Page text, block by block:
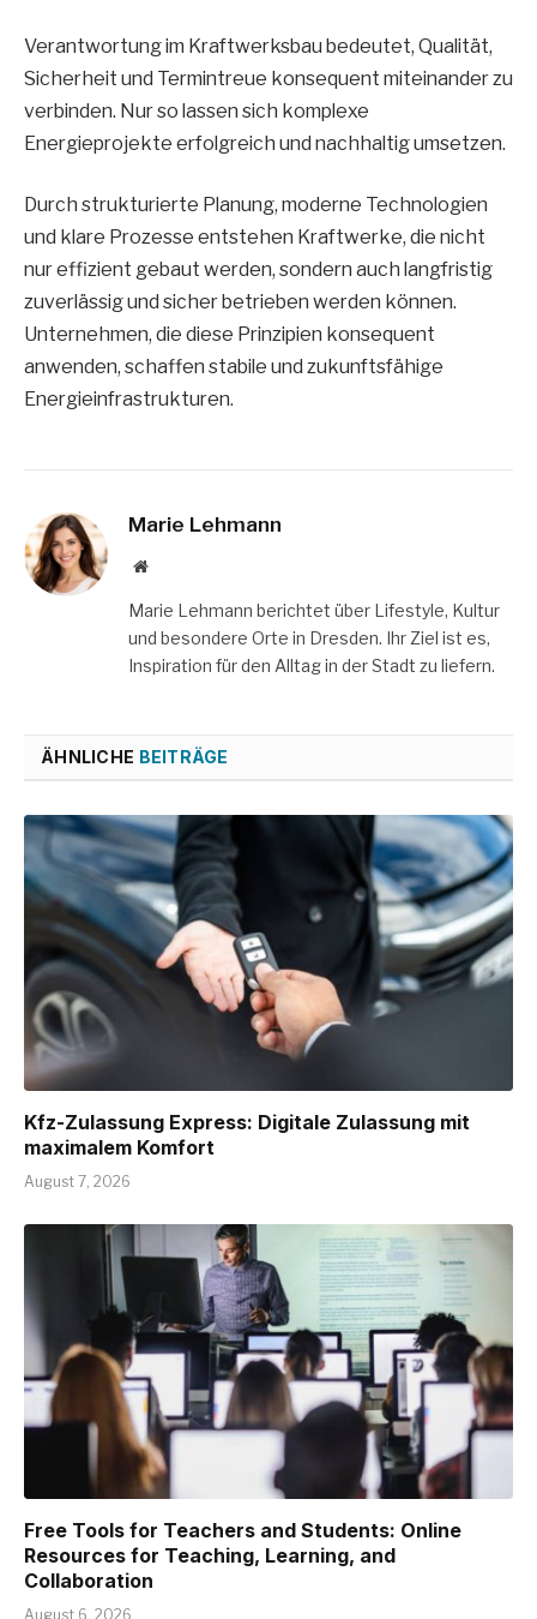
Verantwortung im Kraftwerksbau bedeutet, Qualität,
Sicherheit und Termintreue konsequent miteinander zu
verbinden. Nur so lassen sich komplexe
Energieprojekte erfolgreich und nachhaltig umsetzen.
Durch strukturierte Planung, moderne Technologien
und klare Prozesse entstehen Kraftwerke, die nicht
nur effizient gebaut werden, sondern auch langfristig
zuverlässig und sicher betrieben werden können.
Unternehmen, die diese Prinzipien konsequent
anwenden, schaffen stabile und zukunftsfähige
Energieinfrastrukturen.
Marie Lehmann
Website
Marie Lehmann berichtet über Lifestyle, Kultur
und besondere Orte in Dresden. Ihr Ziel ist es,
Inspiration für den Alltag in der Stadt zu liefern.
ÄHNLICHE BEITRÄGE
Kfz-Zulassung Express: Digitale Zulassung mit
maximalem Komfort
August 7, 2026
Free Tools for Teachers and Students: Online
Resources for Teaching, Learning, and
Collaboration
August 6, 2026